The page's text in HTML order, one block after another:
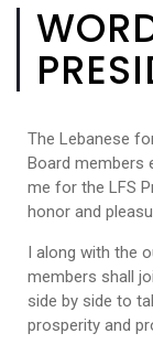
The Lebanese
Board members
me for the LFS
honor and
I along with the
members shall
side by side to
prosperity and